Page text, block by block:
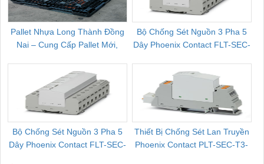
Pallet Nhựa Long Thành Đồng
Nai – Cung Cấp Pallet Mới,
Bộ Chống Sét Nguồn 3 Pha 5
Dây Phoenix Contact FLT-SEC-
Bộ Chống Sét Nguồn 3 Pha 5
Dây Phoenix Contact FLT-SEC-
Thiết Bị Chống Sét Lan Truyền
Phoenix Contact PLT-SEC-T3-